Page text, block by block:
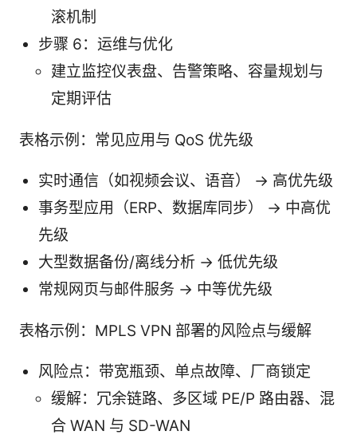
滚机制
步骤 6：运维与优化
建立监控仪表盘、告警策略、容量规划与
定期评估
表格示例：常见应用与 QoS 优先级
实时通信（如视频会议、语音） -> 高优先级
事务型应用（ERP、数据库同步） -> 中高优
先级
大型数据备份/离线分析 -> 低优先级
常规网页与邮件服务 -> 中等优先级
表格示例：MPLS VPN 部署的风险点与缓解
风险点：带宽瓶颈、单点故障、厂商锁定
缓解：冗余链路、多区域 PE/P 路由器、混
合 WAN 与 SD-WAN